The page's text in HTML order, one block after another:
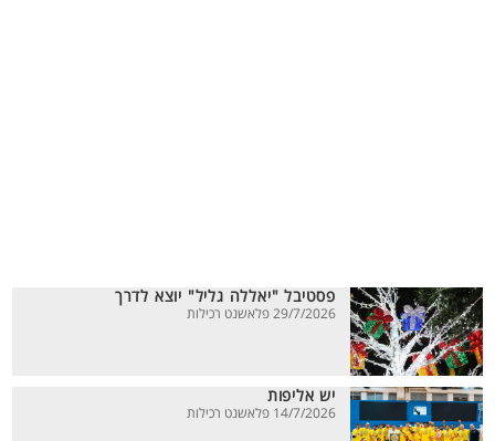
פסטיבל "יאללה גליל" יוצא לדרך
29/7/2026 פלאשנט רכילות
יש אליפות
14/7/2026 פלאשנט רכילות